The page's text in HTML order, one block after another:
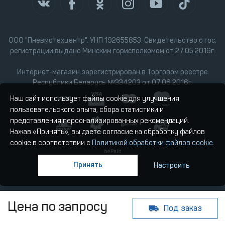
Цена по запросу Под заказ
ООО "Пневмотехцентр". УНП 192655853. Свидетельство о гос.
регистрации выдано Минским горисполкомом от 27.05.2016г.
Интернет-магазин зарегистрирован в Торговом реестре
Республики Беларусь №334203 от 07.06.2016г.
Наш сайт использует файлы cookie для улучшения
пользовательского опыта, сбора статистики и
представления персонализированных рекомендаций.
Нажав «Принять», вы даете согласие на обработку файлов
cookie в соответствии с Политикой обработки файлов cookie.
Настроить
Принять